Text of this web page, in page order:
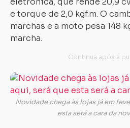
e torque de 2,0 kgf.m. O
marchas e a moto pesa 148
marcha.
Novidade chega às lojas já em
esta será a cara da